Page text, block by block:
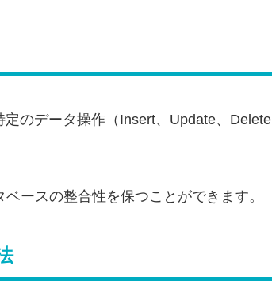
定のデータ操作（Insert、Update、
ースの整合性を保つことができます。